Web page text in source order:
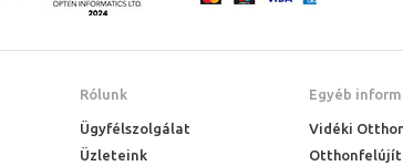
Rólunk
Ügyfélszolgálat
Üzleteink
Egyéb
Vidéki